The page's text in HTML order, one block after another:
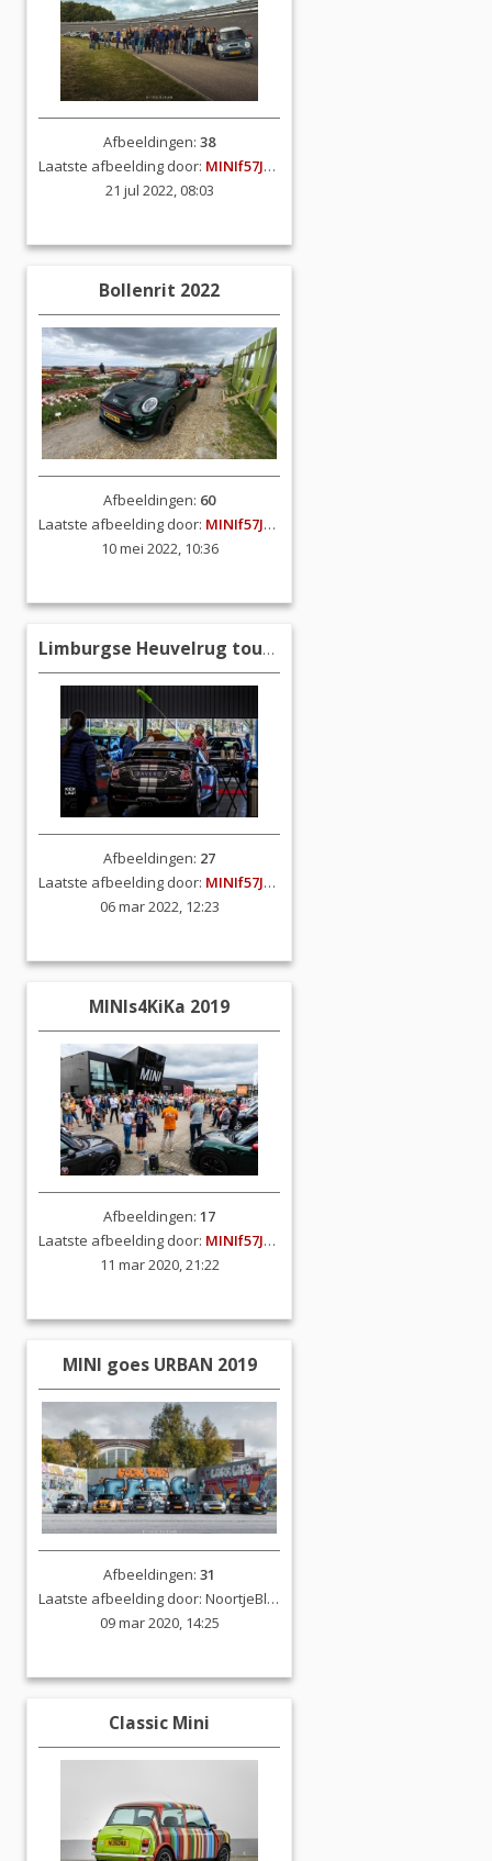
Afbeeldingen: 38
Laatste afbeelding door: MINIf57JCW
21 jul 2022, 08:03
Bollenrit 2022
Afbeeldingen: 60
Laatste afbeelding door: MINIf57JCW
10 mei 2022, 10:36
Limburgse Heuvelrug tour 27 februari 2022
Afbeeldingen: 27
Laatste afbeelding door: MINIf57JCW
06 mar 2022, 12:23
MINIs4KiKa 2019
Afbeeldingen: 17
Laatste afbeelding door: MINIf57JCW
11 mar 2020, 21:22
MINI goes URBAN 2019
Afbeeldingen: 31
Laatste afbeelding door: NoortjeBlokland
09 mar 2020, 14:25
Classic Mini